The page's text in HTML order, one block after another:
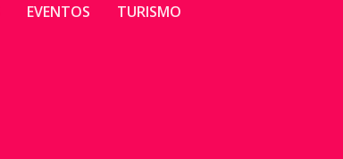
EVENTOS TURISMO